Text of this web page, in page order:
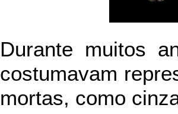
Durante muitos
costumavam
mortas, como